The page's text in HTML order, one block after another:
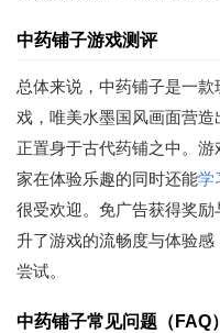
中药铺子游戏测评
总体来说，中药铺子是一
戏，唯美水墨国风画面营
正置身于古代药铺之中。
家在体验乐趣的同时还能学
很受欢迎。免广告获得奖
升了游戏的流畅度与体验感
尝试。
中药铺子常见问题（FAQ）